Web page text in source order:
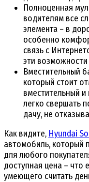
Полноценная
водителям все
элемента – в
особенно
связь с
эти
Вместительный
который стоит
вместительный
легко свершать
дачу, не
Как видите, Hyundai
автомобиль, который
для любого
доступная цена – что
умеющего считать